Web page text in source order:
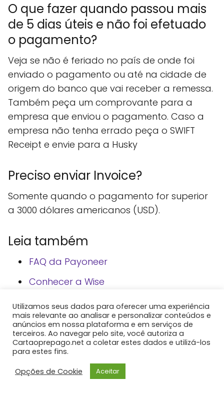
O que fazer quando passou mais
de 5 dias úteis e não foi efetuado
o pagamento?
Veja se não é feriado no país de onde foi
enviado o pagamento ou até na cidade de
origem do banco que vai receber a remessa.
Também peça um comprovante para a
empresa que enviou o pagamento. Caso a
empresa não tenha errado peça o SWIFT
Receipt e envie para a Husky
Preciso enviar Invoice?
Somente quando o pagamento for superior
a 3000 dólares americanos (USD).
Leia também
FAQ da Payoneer
Conhecer a Wise
Conheça a Nomad Global
Relacionado
Utilizamos seus dados para oferecer uma experiência
mais relevante ao analisar e personalizar conteúdos e
anúncios em nossa plataforma e em serviços de
terceiros. Ao navegar pelo site, você autoriza a
Cartaoprepago.net a coletar estes dados e utilizá-los
para estes fins.
Opções de Cookie
Aceitar